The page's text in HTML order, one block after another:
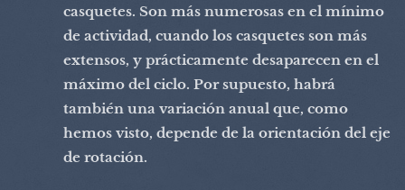
casquetes. Son más numerosas en el mínimo
de actividad, cuando los casquetes son más
extensos, y prácticamente desaparecen en el
máximo del ciclo. Por supuesto, habrá
también una variación anual que, como
hemos visto, depende de la orientación del eje
de rotación.